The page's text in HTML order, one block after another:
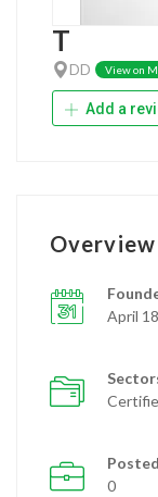
T
DD View on
Add a
Overview
April
0